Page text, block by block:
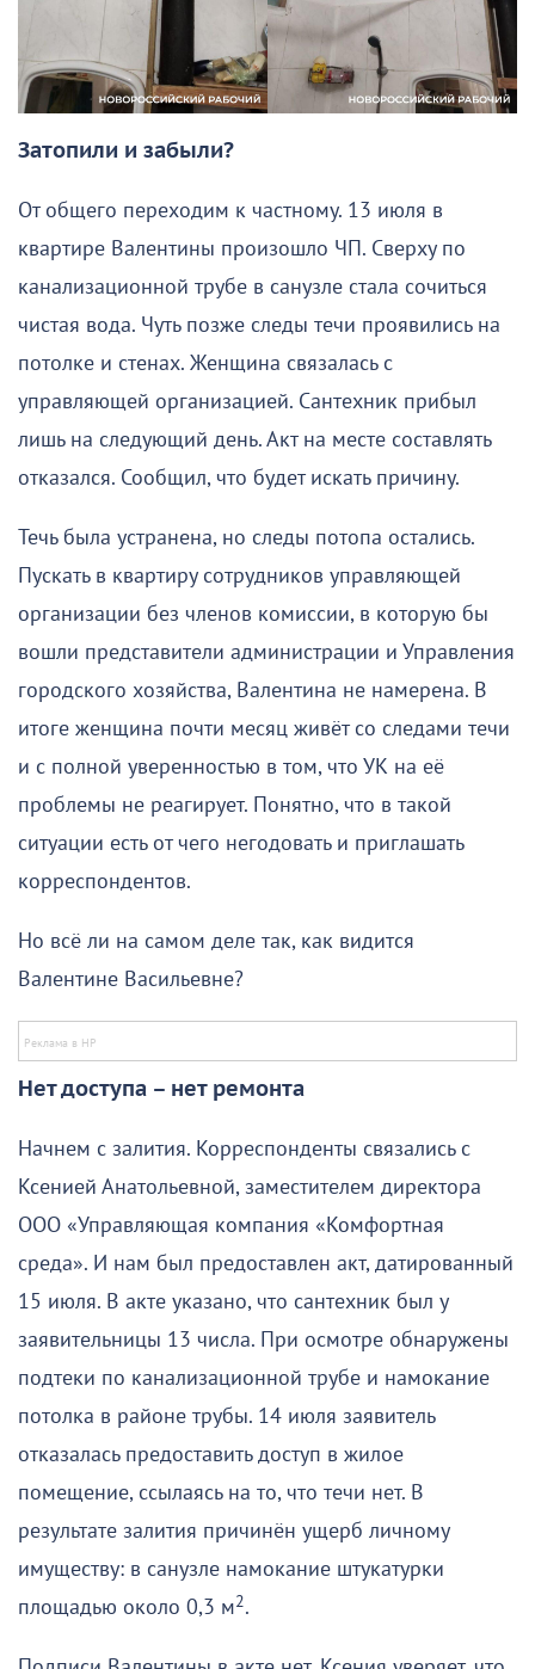
Затопили и забыли?
От общего переходим к частному. 13 июля в
квартире Валентины произошло ЧП. Сверху по
канализационной трубе в санузле стала сочиться
чистая вода. Чуть позже следы течи проявились на
потолке и стенах. Женщина связалась с
управляющей организацией. Сантехник прибыл
лишь на следующий день. Акт на месте составлять
отказался. Сообщил, что будет искать причину.
Течь была устранена, но следы потопа остались.
Пускать в квартиру сотрудников управляющей
организации без членов комиссии, в которую бы
вошли представители администрации и Управления
городского хозяйства, Валентина не намерена. В
итоге женщина почти месяц живёт со следами течи
и с полной уверенностью в том, что УК на её
проблемы не реагирует. Понятно, что в такой
ситуации есть от чего негодовать и приглашать
корреспондентов.
Но всё ли на самом деле так, как видится
Валентине Васильевне?
Нет доступа – нет ремонта
Начнем с залития. Корреспонденты связались с
Ксенией Анатольевной, заместителем директора
ООО «Управляющая компания «Комфортная
среда». И нам был предоставлен акт, датированный
15 июля. В акте указано, что сантехник был у
заявительницы 13 числа. При осмотре обнаружены
подтеки по канализационной трубе и намокание
потолка в районе трубы. 14 июля заявитель
отказалась предоставить доступ в жилое
помещение, ссылаясь на то, что течи нет. В
результате залития причинён ущерб личному
имуществу: в санузле намокание штукатурки
площадью около 0,3 м2.